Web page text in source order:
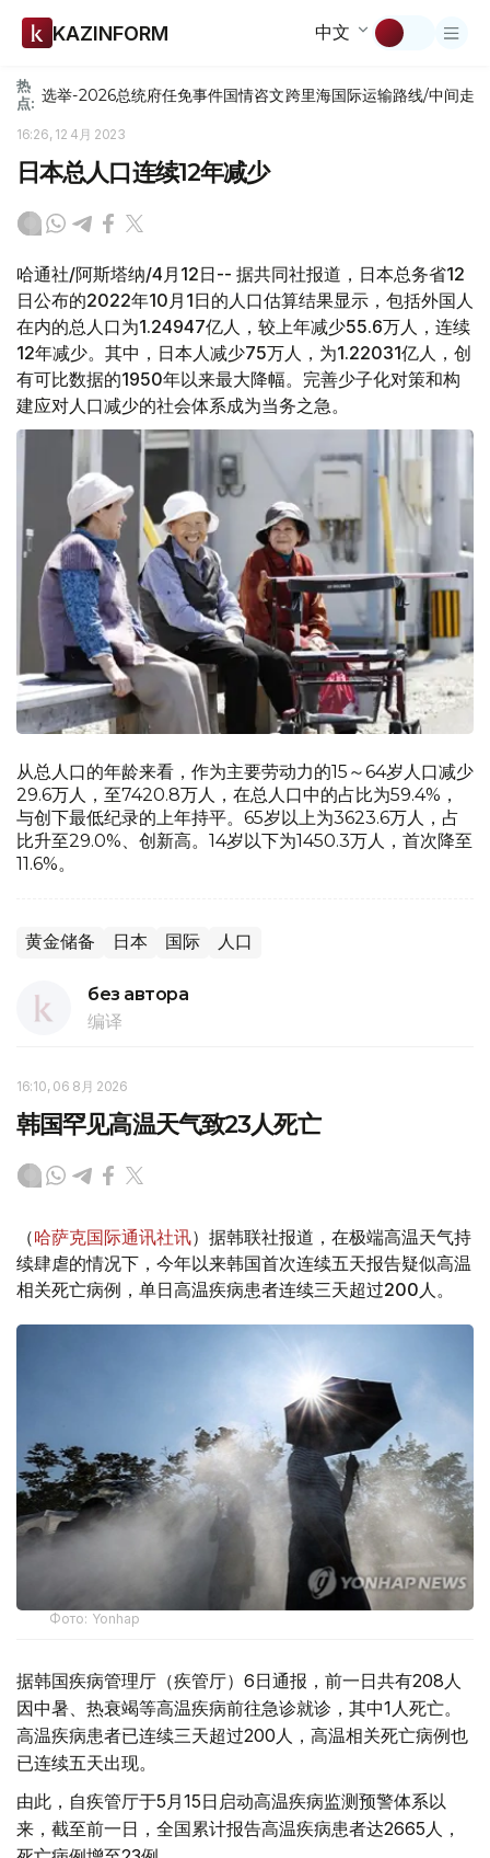
KAZINFORM 中文
热
点: 选举-2026总统府任免事件国情咨文跨里海国际运输路线/中间走廊
16:26, 12 4月 2023
日本总人口连续12年减少
哈通社/阿斯塔纳/4月12日-- 据共同社报道，日本总务省12
日公布的2022年10月1日的人口估算结果显示，包括外国人
在内的总人口为1.24947亿人，较上年减少55.6万人，连续
12年减少。其中，日本人减少75万人，为1.22031亿人，创
有可比数据的1950年以来最大降幅。完善少子化对策和构
建应对人口减少的社会体系成为当务之急。
从总人口的年龄来看，作为主要劳动力的15～64岁人口减少
29.6万人，至7420.8万人，在总人口中的占比为59.4%，
与创下最低纪录的上年持平。65岁以上为3623.6万人，占
比升至29.0%、创新高。14岁以下为1450.3万人，首次降至
11.6%。
黄金储备 日本 国际 人口
без автора
编译
16:10, 06 8月 2026
韩国罕见高温天气致23人死亡
（哈萨克国际通讯社讯）据韩联社报道，在极端高温天气持
续肆虐的情况下，今年以来韩国首次连续五天报告疑似高温
相关死亡病例，单日高温疾病患者连续三天超过200人。
Фото: Yonhap
据韩国疾病管理厅（疾管厅）6日通报，前一日共有208人
因中暑、热衰竭等高温疾病前往急诊就诊，其中1人死亡。
高温疾病患者已连续三天超过200人，高温相关死亡病例也
已连续五天出现。
由此，自疾管厅于5月15日启动高温疾病监测预警体系以
来，截至前一日，全国累计报告高温疾病患者达2665人，